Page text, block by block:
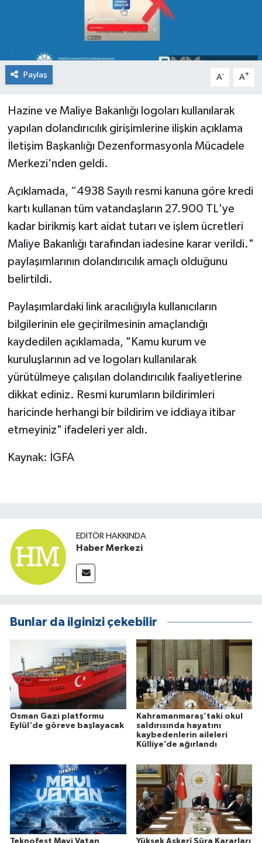
Paylaş A- A+
Hazine ve Maliye Bakanlığı logoları kullanılarak
yapılan dolandırıcılık girişimlerine ilişkin açıklama
İletişim Başkanlığı Dezenformasyonla Mücadele
Merkezi'nden geldi.
Açıklamada, “4938 Sayılı resmi kanuna göre kredi
kartı kullanan tüm vatandaşların 27.900 TL'ye
kadar birikmiş kart aidat tutarı ve işlem ücretleri
Maliye Bakanlığı tarafından iadesine karar verildi."
paylaşımlarının dolandırıcılık amaçlı olduğunu
belirtildi.
Paylaşımlardaki link aracılığıyla kullanıcıların
bilgilerinin ele geçirilmesinin amaçlandığı
kaydedilen açıklamada, "Kamu kurum ve
kuruluşlarının ad ve logoları kullanılarak
yürütülmeye çalışılan dolandırıcılık faaliyetlerine
dikkat ediniz. Resmi kurumların bildirimleri
haricinde herhangi bir bildirim ve iddiaya itibar
etmeyiniz" ifadeleri yer aldı.
Kaynak: İGFA
EDITÖR HAKKINDA
Haber Merkezi
Bunlar da ilginizi çekebilir
Osman Gazi platformu
Eylül'de göreve başlayacak
Kahramanmaraş’taki okul
saldırısında hayatını
kaybedenlerin aileleri
Külliye’de ağırlandı
Teknofest Mavi Vatan Yüksek Askerî Şûra Kararları